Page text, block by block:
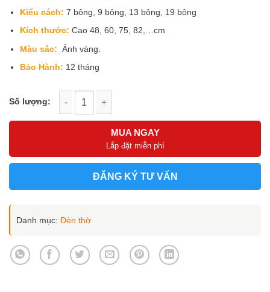
5.500.000 ₫.
Kiểu cách: 7 bông, 9 bông, 13 bông, 19 bông
Kích thước:Cao 48, 60, 75, 82,…cm
Màu sắc: Ánh vàng.
Bảo Hành: 12 tháng
Đôi đèn thờ hoa sen lưu ly thân nâu cổ điển mẫu DEN-009 số
MUA NGAY
Lắp đặt miễn phí
ĐĂNG KÝ TƯ VẤN
Danh mục: Đèn thờ